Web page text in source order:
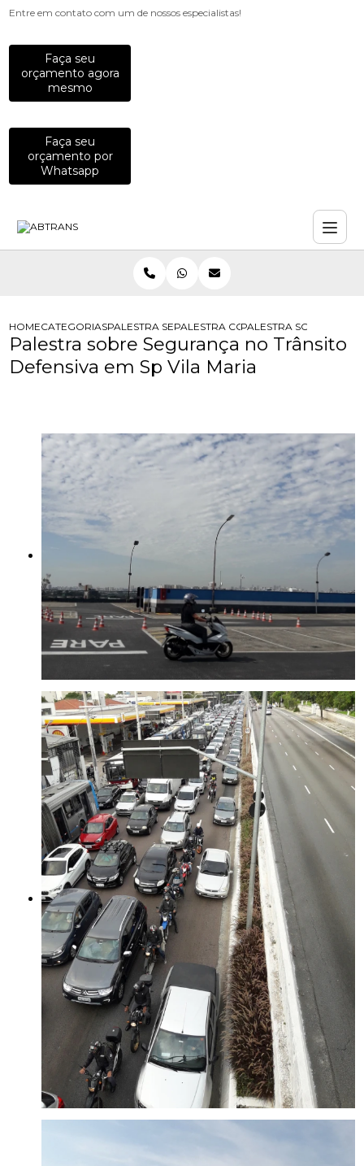
Entre em contato com um de nossos especialistas!
Faça seu
orçamento agora
mesmo
Faça seu
orçamento por
Whatsapp
HOMECATEGORIASPALESTRA SEGURANCA NO TRANSITO
PALESTRA CORPORATIVA SOBRE
PALESTRA SOBRE
Palestra sobre Segurança no Trânsito
Defensiva em Sp Vila Maria